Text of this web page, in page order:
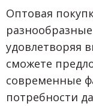
Оптовая
удовлетворяя
сможете
современные
потребности